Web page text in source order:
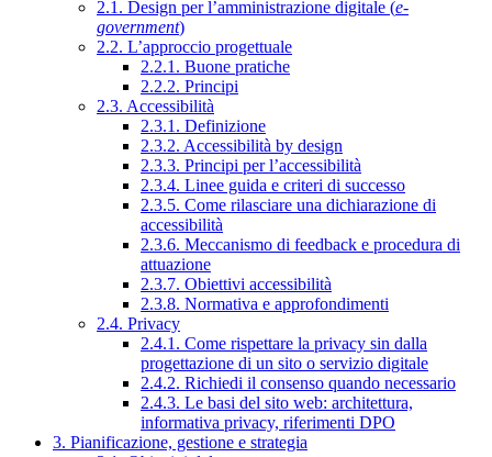
2.1. Design per l’amministrazione digitale (e-
government)
2.2. L’approccio progettuale
2.2.1. Buone pratiche
2.2.2. Principi
2.3. Accessibilità
2.3.1. Definizione
2.3.2. Accessibilità by design
2.3.3. Principi per l’accessibilità
2.3.4. Linee guida e criteri di successo
2.3.5. Come rilasciare una dichiarazione di
accessibilità
2.3.6. Meccanismo di feedback e procedura di
attuazione
2.3.7. Obiettivi accessibilità
2.3.8. Normativa e approfondimenti
2.4. Privacy
2.4.1. Come rispettare la privacy sin dalla
progettazione di un sito o servizio digitale
2.4.2. Richiedi il consenso quando necessario
2.4.3. Le basi del sito web: architettura,
informativa privacy, riferimenti DPO
3. Pianificazione, gestione e strategia